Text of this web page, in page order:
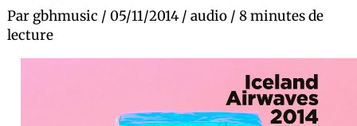
Par gbhmusic / 05/11/2014/audio /8 minutes de
lecture